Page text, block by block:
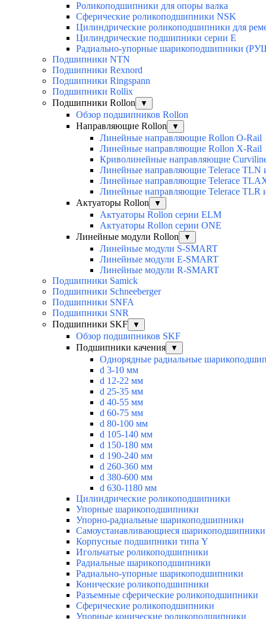
Роликоподшипники для опоры валка
Сферические роликоподшипники NSK
Цилиндрические роликоподшипники для
Цилиндрические подшипники серии E
Радиально-упорные шарикоподшипники
Подшипники NTN
Подшипники Rexnord
Подшипники Ringspann
Подшипники Rollix
Подшипники Rollon
▼
Обзор подшипников Rollon
Направляющие Rollon
▼
Линейные направляющие Rollon O-Rail
Линейные направляющие Rollon X-Rail
Криволинейные направляющие
Линейные направляющие Telerace TLN
Линейные направляющие Telerace
Линейные направляющие Telerace TLR
Актуаторы Rollon
▼
Актуаторы Rollon серии ELM
Актуаторы Rollon серии ONE
Линейные модули Rollon
▼
Линейные модули S-SMART
Линейные модули E-SMART
Линейные модули R-SMART
Подшипники Samick
Подшипники Schneeberger
Подшипники SNFA
Подшипники SNR
Подшипники SKF
▼
Обзор подшипников SKF
Подшипники качения
▼
Однорядные радиальные
d 3-10 мм
d 12-22 мм
d 25-35 мм
d 40-55 мм
d 60-75 мм
d 80-100 мм
d 105-140 мм
d 150-180 мм
d 190-240 мм
d 260-360 мм
d 380-600 мм
d 630-1180 мм
Цилиндрические роликоподшипники
Упорные шарикоподшипники
Упорно-радиальные шарикоподшипники
Самоустанавливающиеся шарикоподшипники
Корпусные подшипники типа Y
Игольчатые роликоподшипники
Радиальные шарикоподшипники
Радиально-упорные шарикоподшипники
Конические роликоподшипники
Разъемные сферические роликоподшипники
Сферические роликоподшипники
Упорные конические роликоподшипники